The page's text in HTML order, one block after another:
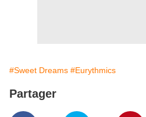
#Sweet Dreams #Eurythmics
Partager